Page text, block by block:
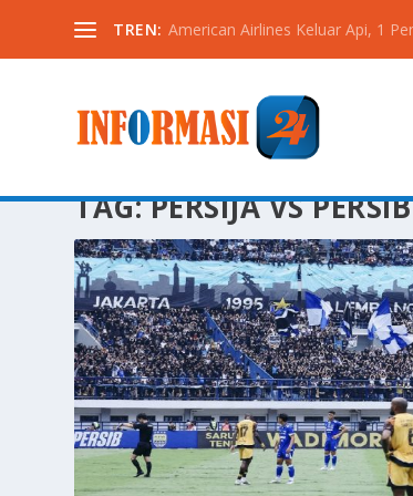
TREN: American Airlines Keluar Api, 1
TAG:PERSIJA VS PERSIB